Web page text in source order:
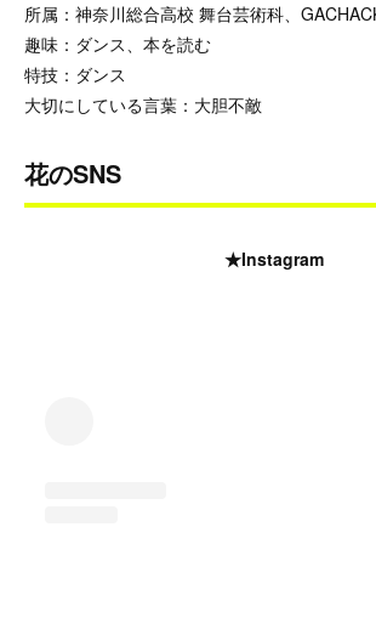
所属：神奈川総合高校 舞台芸術科、
趣味：ダンス、本を読む
特技：ダンス
大切にしている言葉：大胆不敵
花のSNS
★Instagram